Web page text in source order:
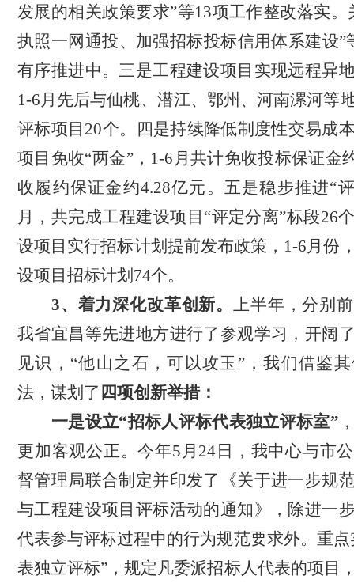
发展的相关政策要求”等13项工作整改落实。
执照一网通投、加强招标投标信用体系建设”
有序推进中。三是工程建设项目实现远程异
1-6月先后与仙桃、潜江、鄂州、河南漯河等
评标项目20个。四是持续降低制度性交易成
项目免收“两金”，1-6月共计免收投标保证金
收履约保证金约4.28亿元。五是稳步推进“
月，共完成工程建设项目“评定分离”标段26
设项目实行招标计划提前发布政策，1-6月份
设项目招标计划74个。
3、着力深化改革创新。上半年，分别
我省宜昌等先进地方进行了参观学习，开阔
见识， “他山之石，可以攻玉”，我们借鉴
法，谋划了 四项创新举措：
一是设立“招标人评标代表独立评标室”
更加客观公正。今年5月24日，我中心与市
督管理局联合制定并印发了《关于进一步规
与工程建设项目评标活动的通知》，除进一
代表参与评标过程中的行为规范要求外。重点
表独立评标”，规定凡委派招标人代表的项目